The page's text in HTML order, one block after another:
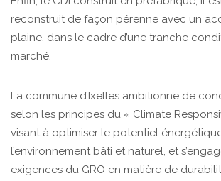
reconstruit de façon pérenne avec un
plaine, dans le cadre d’une tranche
marché.
La commune d’Ixelles ambitionne de
selon les principes du « Climate
visant à optimiser le potentiel
l’environnement bâti et naturel, et
exigences du GRO en matière de